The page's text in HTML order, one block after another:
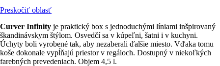
Preskočiť oblasť
Curver Infinity je praktický box s jednoduchými líniami inšpirovaný
škandinávskym štýlom. Osvedčí sa v kúpeľni, šatni i v kuchyni.
Úchyty boli vyrobené tak, aby nezaberali ďalšie miesto. Vďaka tomu
koše dokonale vypĺňajú priestor v regáloch. Dostupný v niekoľkých
farebných prevedeniach. Objem 4,5 l.